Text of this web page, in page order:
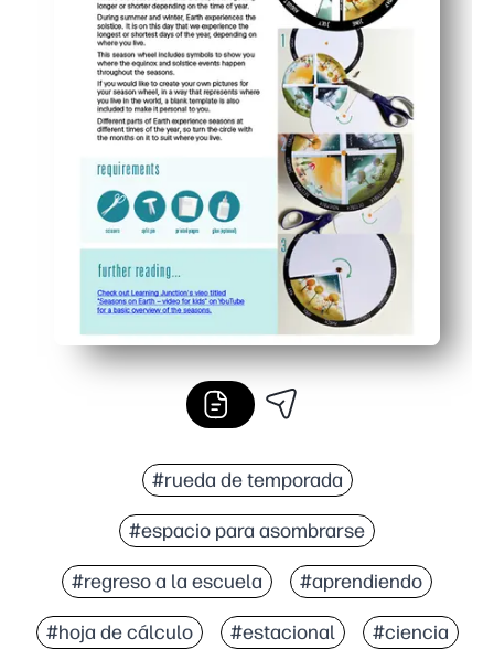
#rueda de temporada
#espacio para asombrarse
#regreso a la escuela #aprendiendo
#hoja de cálculo #estacional #ciencia